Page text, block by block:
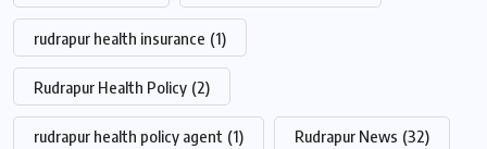
rudrapur health insurance (1)
Rudrapur Health Policy (2)
rudrapur health policy agent (1) Rudrapur News (32)